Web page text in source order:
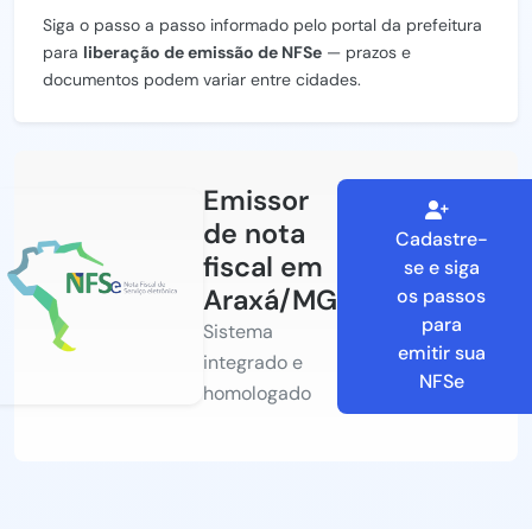
Siga o passo a passo informado pelo portal da prefeitura
para liberação de emissão de NFSe — prazos e
documentos podem variar entre cidades.
Emissor
de nota
fiscal em
Araxá/MG
Sistema
integrado e
homologado
Cadastre-
se e siga
os passos
para
emitir sua
NFSe